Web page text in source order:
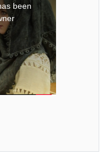
modal
window.
been